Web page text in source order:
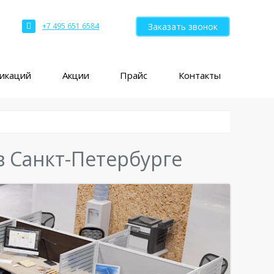
+7 495 651 6584 Заказать звонок
Акции Прайс Контакты
Петербурге